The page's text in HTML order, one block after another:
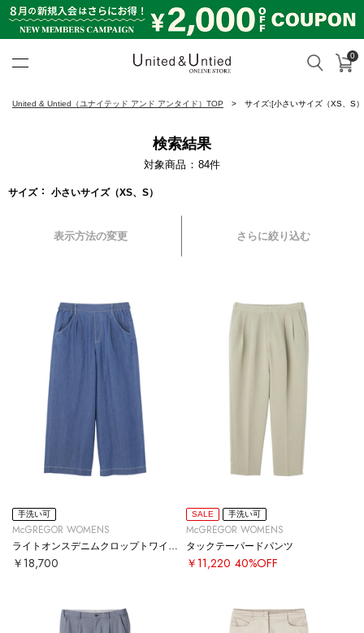
検索 カ
0
United & Untied（ユナイテッド アンド アンタイド）TOP サイズ:[小さいサイズ（XS、S
検索結果
対象商品 84件
サイズ 小さいサイズ（XS、S）
表示方法の変更 さらに絞り込む
手洗い可
McGREGOR WOMENS
￥18,700
SALE 手洗い可
McGREGOR WOMENS
タックテーパードパンツ
￥11,220 40%OFF